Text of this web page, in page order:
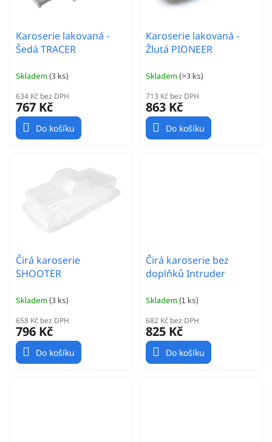
ů
Karoserie lakovaná -
Šedá TRACER
Skladem (3 ks)
634 Kč bez DPH
767 Kč
Do košíku
Karoserie lakovaná -
Žlutá PIONEER
Skladem (>3 ks)
713 Kč bez DPH
863 Kč
Do košíku
Čirá karoserie
SHOOTER
Skladem (3 ks)
658 Kč bez DPH
796 Kč
Do košíku
Čirá karoserie bez
doplňků Intruder
Skladem (1 ks)
682 Kč bez DPH
825 Kč
Do košíku